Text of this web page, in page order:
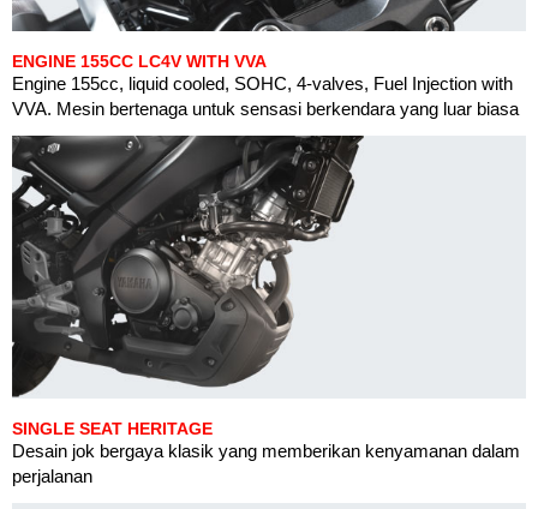
ENGINE 155CC LC4V WITH VVA
Engine 155cc, liquid cooled, SOHC, 4-valves, Fuel Injection with
VVA. Mesin bertenaga untuk sensasi berkendara yang luar biasa
SINGLE SEAT HERITAGE
Desain jok bergaya klasik yang memberikan kenyamanan dalam
perjalanan